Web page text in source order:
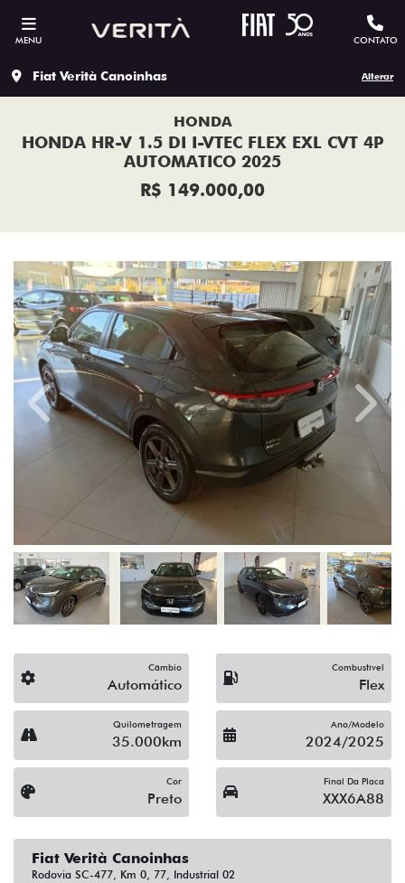
MENU CONTATO
Fiat Verità Canoinhas Alterar
HONDA
HONDA HR-V 1.5 DI I-VTEC FLEX EXL CVT 4P
AUTOMATICO 2025
R$ 149.000,00
Previous Next
Câmbio
Automático
Combustível
Flex
Quilometragem
35.000km
Ano/Modelo
2024/2025
Cor
Preto
Final Da Placa
XXX6A88
Fiat Verità Canoinhas
Rodovia SC-477, Km 0, 77, Industrial 02